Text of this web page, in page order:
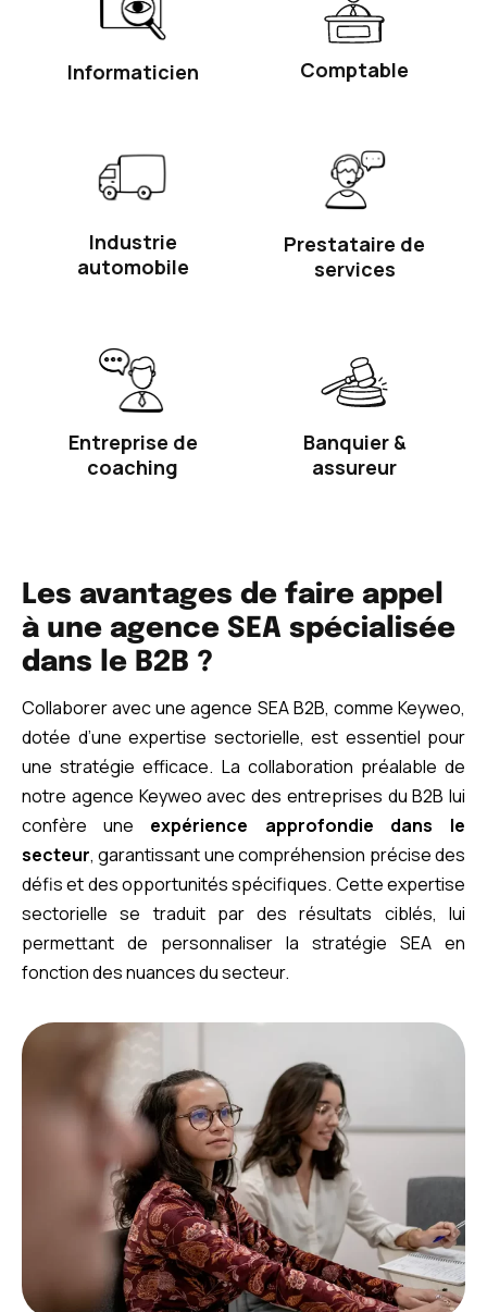
Informaticien Comptable
Industrie
automobile
Prestataire de
services
Entreprise de
coaching
Banquier &
assureur
Les avantages de faire appel
à une agence SEA spécialisée
dans le B2B ?
Collaborer avec une agence SEA B2B, comme Keyweo,
dotée d’une expertise sectorielle, est essentiel pour
une stratégie efficace. La collaboration préalable de
notre agence Keyweo avec des entreprises du B2B lui
confère une expérience approfondie dans le
secteur, garantissant une compréhension précise des
défis et des opportunités spécifiques. Cette expertise
sectorielle se traduit par des résultats ciblés, lui
permettant de personnaliser la stratégie SEA en
fonction des nuances du secteur.